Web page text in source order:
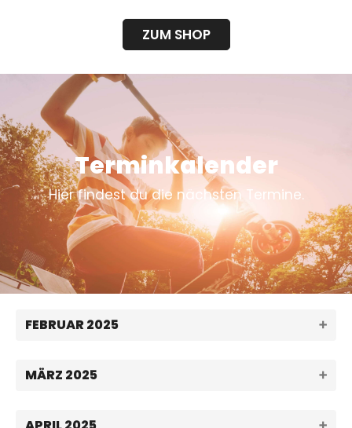
ZUM SHOP
Terminkalender
Hier findest du die nächsten Termine.
FEBRUAR 2025
MÄRZ 2025